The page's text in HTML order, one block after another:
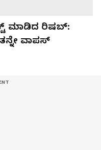
ಮಾಡಿದ ರಿಷಬ್:
ವಾಪಸ್